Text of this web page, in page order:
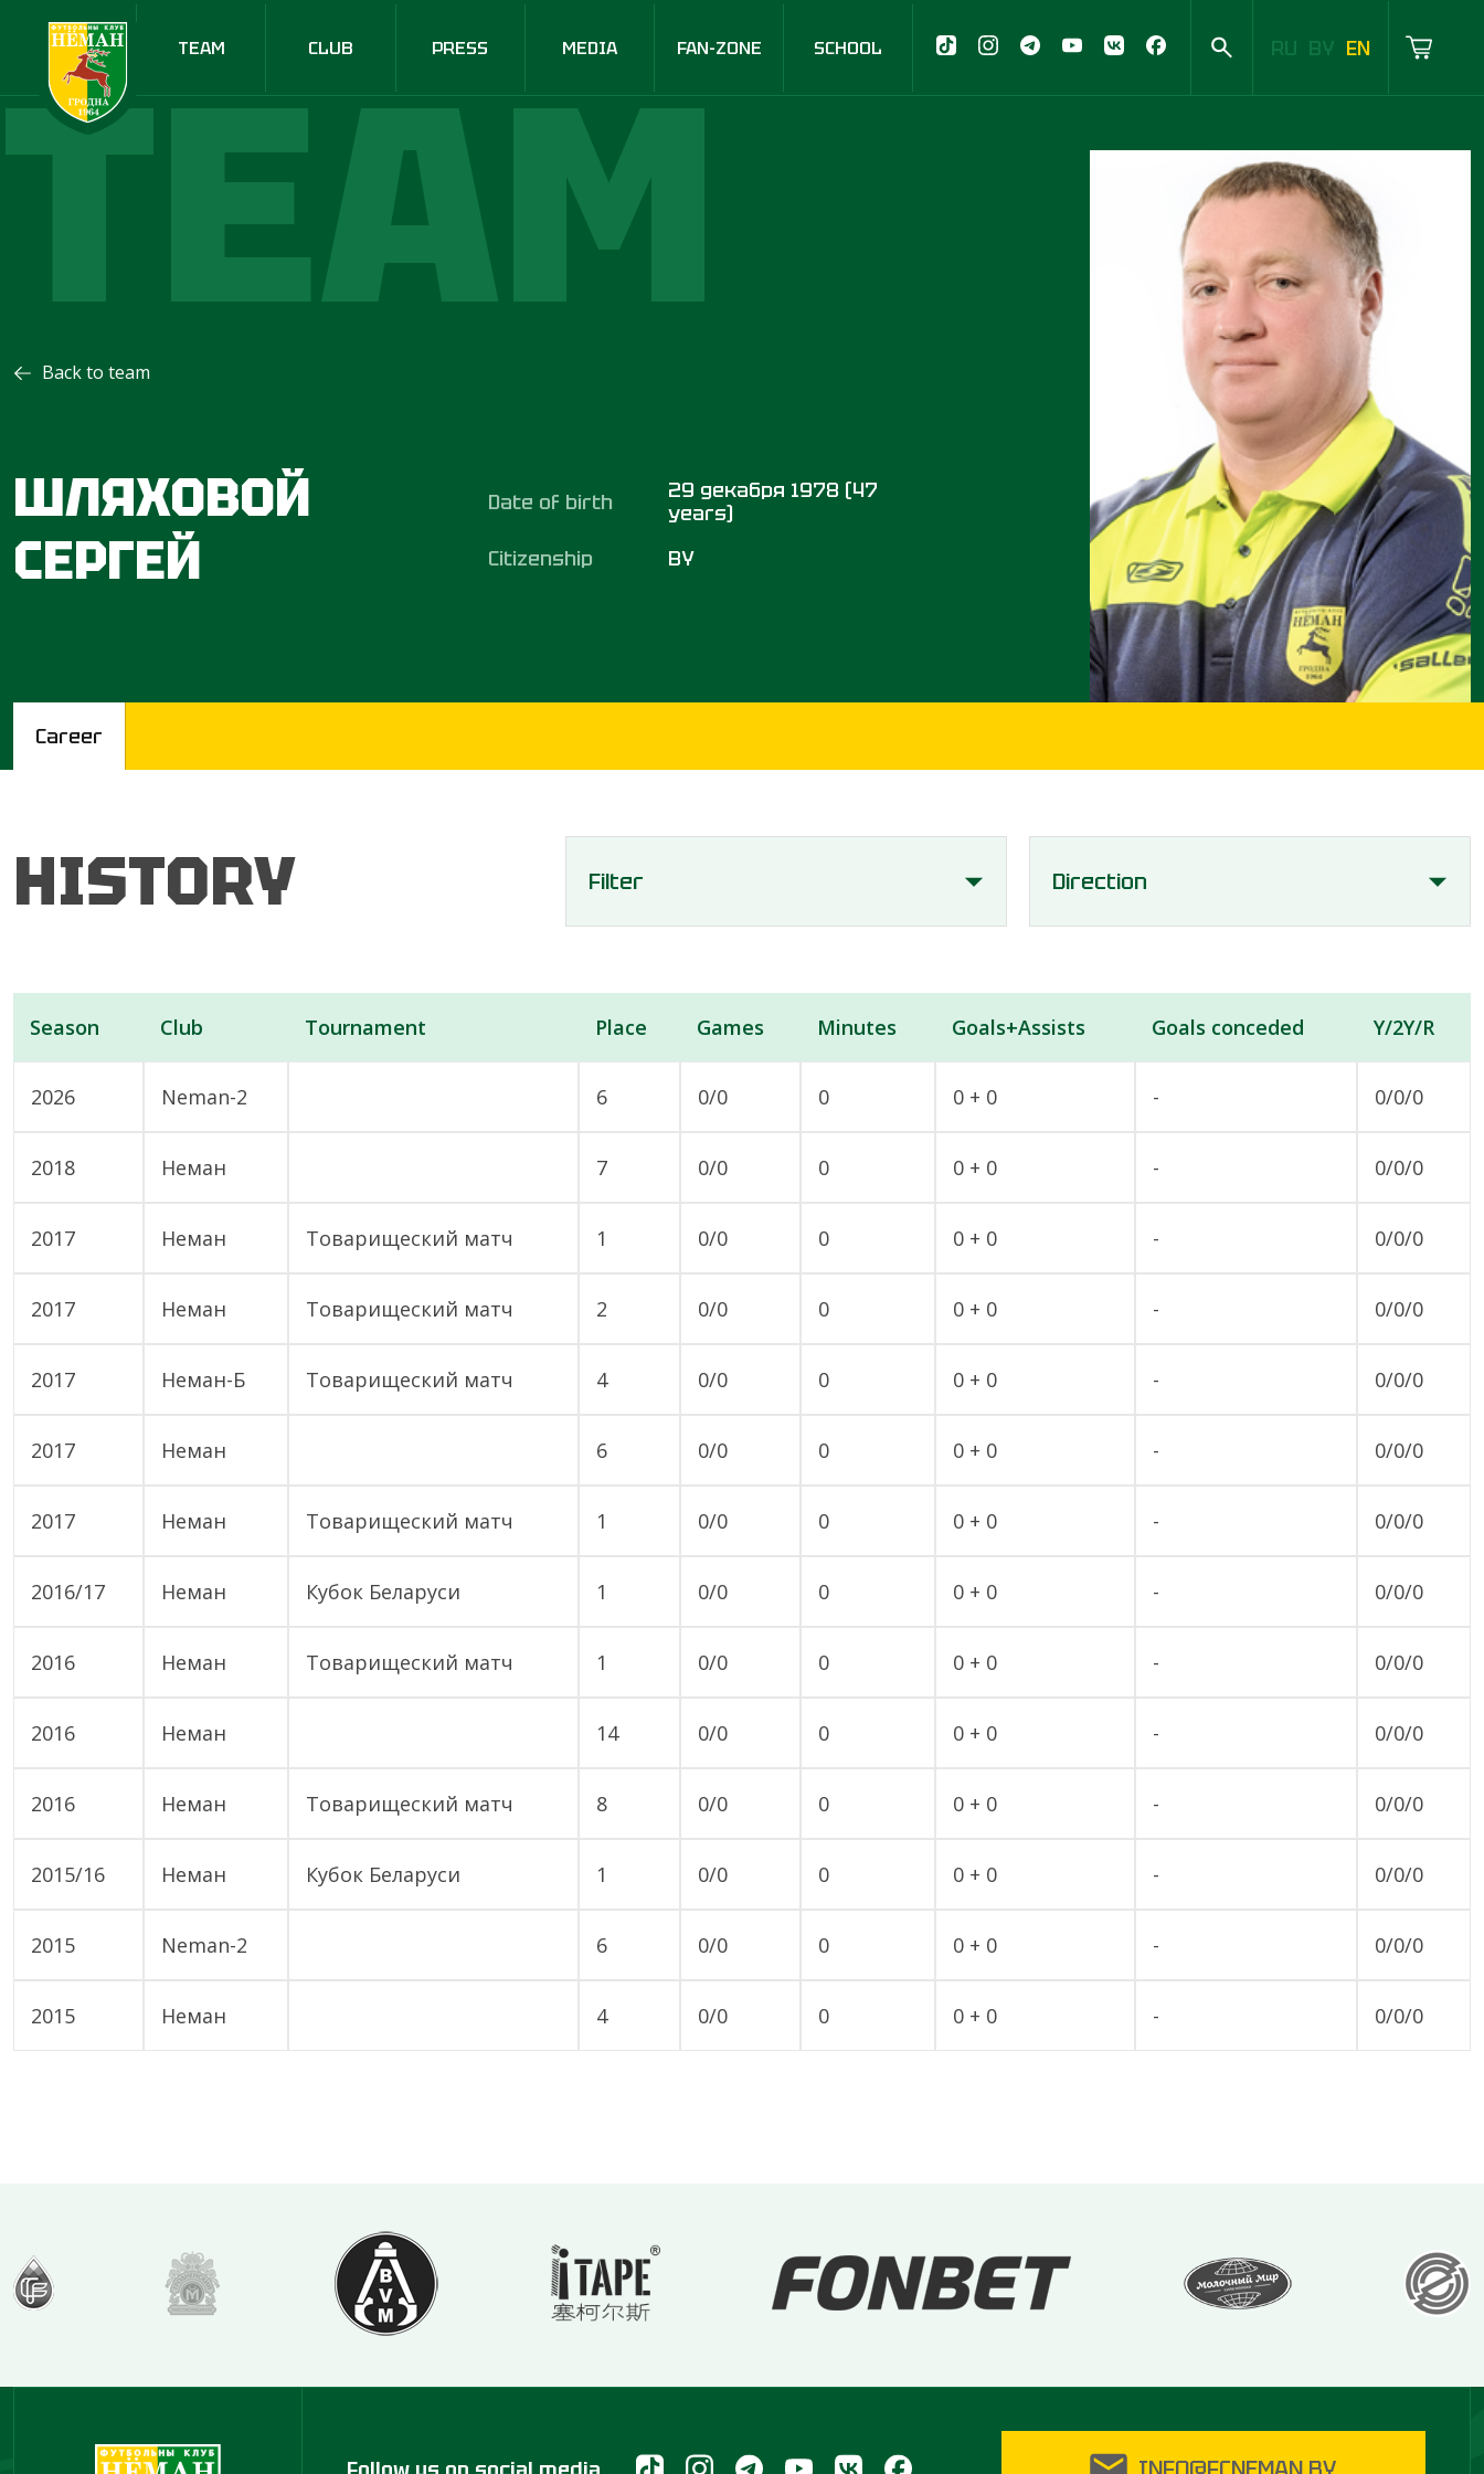
TEAM CLUB PRESS MEDIA FAN-ZONE SCHOOL RU BY EN
TEAM
Back to team
ШЛЯХОВОЙ
СЕРГЕЙ
Date of birth
29 декабря 1978 (47
years)
Citizenship
BY
Career
HISTORY Filter Direction
Season Club Tournament Place Games Minutes Goals+Assists Goals conceded Y/2Y/R
2026 Neman-2 6 0/0 0 0 + 0 - 0/0/0
2018 Неман 7 0/0 0 0 + 0 - 0/0/0
2017 Неман Товарищеский матч 1 0/0 0 0 + 0 - 0/0/0
2017 Неман Товарищеский матч 2 0/0 0 0 + 0 - 0/0/0
2017 Неман-Б Товарищеский матч 4 0/0 0 0 + 0 - 0/0/0
2017 Неман 6 0/0 0 0 + 0 - 0/0/0
2017 Неман Товарищеский матч 1 0/0 0 0 + 0 - 0/0/0
2016/17 Неман Кубок Беларуси 1 0/0 0 0 + 0 - 0/0/0
2016 Неман Товарищеский матч 1 0/0 0 0 + 0 - 0/0/0
2016 Неман 14 0/0 0 0 + 0 - 0/0/0
2016 Неман Товарищеский матч 8 0/0 0 0 + 0 - 0/0/0
2015/16 Неман Кубок Беларуси 1 0/0 0 0 + 0 - 0/0/0
2015 Neman-2 6 0/0 0 0 + 0 - 0/0/0
2015 Неман 4 0/0 0 0 + 0 - 0/0/0
Follow us on social media